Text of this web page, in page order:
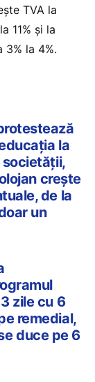
TVA la
11% și la
la 4%.
la
societății,
crește
de la
un
zile cu 6
remedial,
duce pe 6